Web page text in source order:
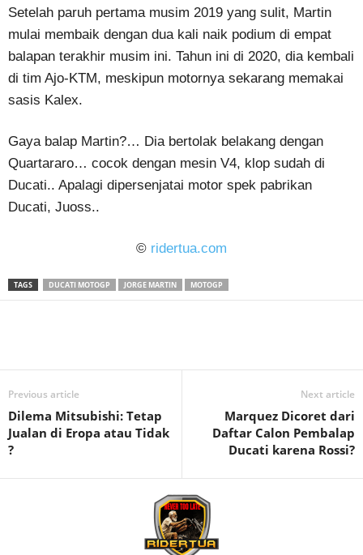
Setelah paruh pertama musim 2019 yang sulit, Martin
mulai membaik dengan dua kali naik podium di empat
balapan terakhir musim ini. Tahun ini di 2020, dia kembali
di tim Ajo-KTM, meskipun motornya sekarang memakai
sasis Kalex.
Gaya balap Martin?… Dia bertolak belakang dengan
Quartararo… cocok dengan mesin V4, klop sudah di
Ducati.. Apalagi dipersenjatai motor spek pabrikan
Ducati, Juoss..
© ridertua.com
TAGS DUCATI MOTOGP JORGE MARTIN MOTOGP
Previous article
Dilema Mitsubishi: Tetap
Jualan di Eropa atau Tidak
?
Next article
Marquez Dicoret dari
Daftar Calon Pembalap
Ducati karena Rossi?